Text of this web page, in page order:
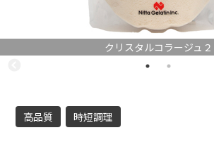
クリスタルコラージュ２
高品質 時短調理